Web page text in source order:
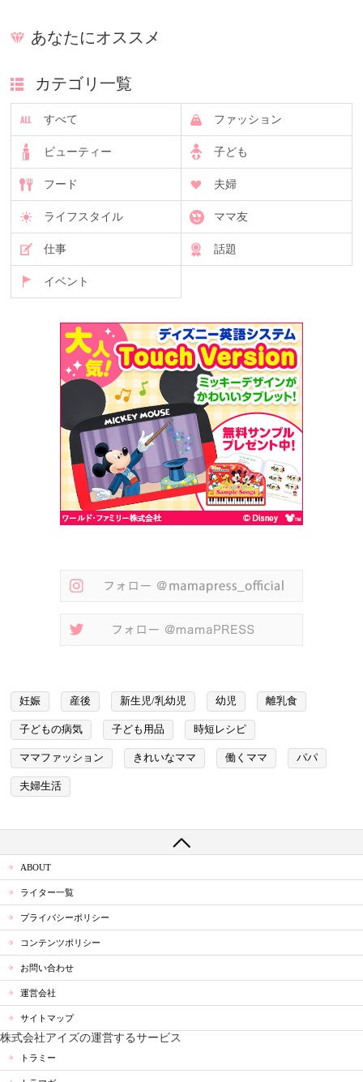
あなたにオススメ
カテゴリ一覧
すべて ファッション
ビューティー 子ども
フード 夫婦
ライフスタイル ママ友
仕事 話題
イベント
妊娠 産後 新生児/乳幼児 幼児 離乳食
子どもの病気 子ども用品 時短レシピ
ママファッション きれいなママ 働くママ パパ
夫婦生活
ABOUT
ライター一覧
プライバシーポリシー
コンテンツポリシー
お問い合わせ
運営会社
サイトマップ
株式会社アイズの運営するサービス
トラミー